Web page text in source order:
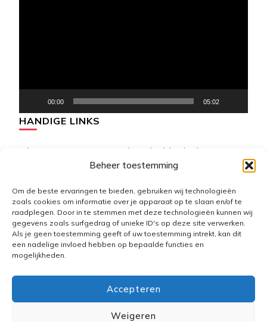
Beheer toestemming
Om de beste ervaringen te bieden, gebruiken wij technologieën
zoals cookies om informatie over je apparaat op te slaan en/of te
raadplegen. Door in te stemmen met deze technologieën kunnen wij
gegevens zoals surfgedrag of unieke ID's op deze site verwerken.
Als je geen toestemming geeft of uw toestemming intrekt, kan dit
een nadelige invloed hebben op bepaalde functies en
mogelijkheden.
Accepteren
Weigeren
00:00 05:02
HANDIGE LINKS
Algemene Voorwaarden de-klushulp
Cookiebeleid (EU)
ALGEMENE VOORWAARDEN DE-KLUSHULP